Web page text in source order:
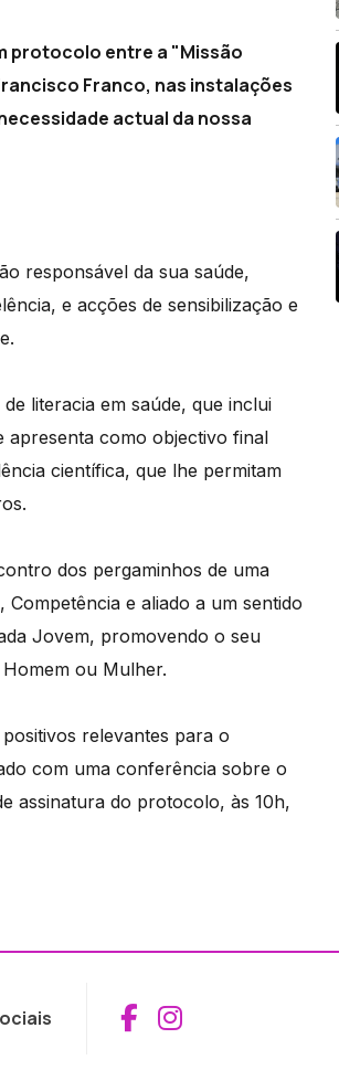
protocolo entre a "Missão
Franco, nas instalações
actual da nossa
responsável da sua saúde,
e acções de sensibilização e
literacia em saúde, que inclui
apresenta como objectivo final
científica, que lhe permitam
dos pergaminhos de uma
e aliado a um sentido
Jovem, promovendo o seu
ou Mulher.
relevantes para o
com uma conferência sobre o
assinatura do protocolo, às 10h,
Aceder ao
Aceder ao